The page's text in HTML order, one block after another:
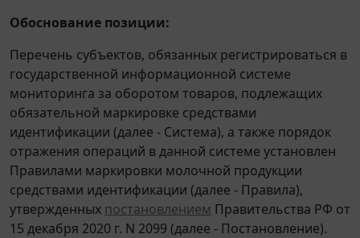
Обоснование позиции:
Перечень субъектов, обязанных регистрироваться в
государственной информационной системе
мониторинга за оборотом товаров, подлежащих
обязательной маркировке средствами
идентификации (далее - Система), а также порядок
отражения операций в данной системе установлен
Правилами маркировки молочной продукции
средствами идентификации (далее - Правила),
утвержденных постановлением Правительства РФ от
15 декабря 2020 г. N 2099 (далее - Постановление).